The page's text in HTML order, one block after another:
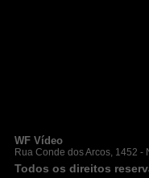
WF Vídeo
Rua Conde dos Arcos, 1452
Todos os direitos